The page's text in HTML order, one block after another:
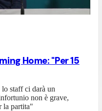
Home: "Per 15
staff ci darà un
non è grave,
la partita"